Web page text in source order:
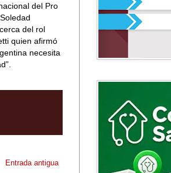
del Pro
del rol
quien afirmó
necesita
Entrada antigua